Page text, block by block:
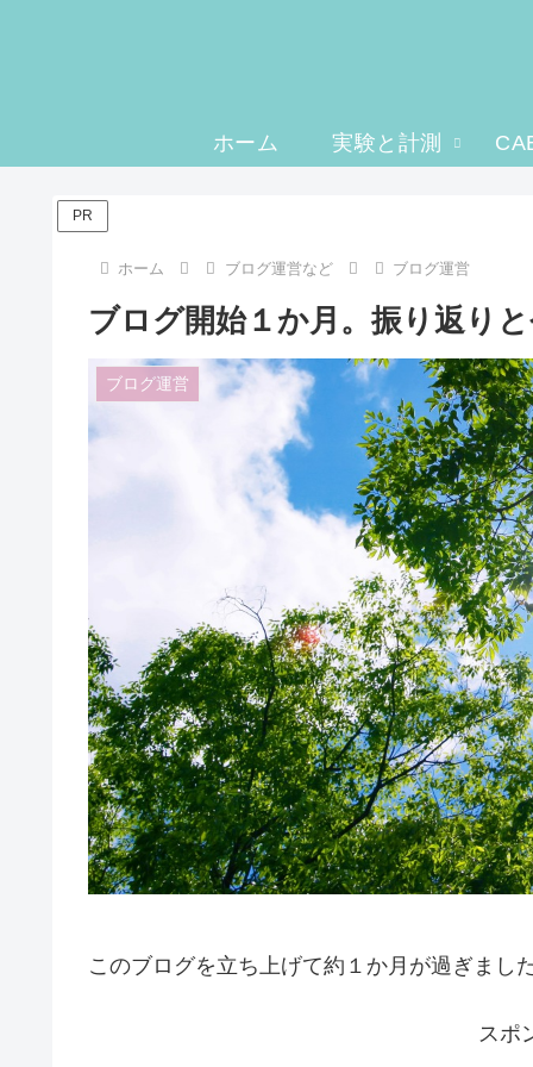
ホーム 実験と計測
PR
ホーム ブログ運営など ブログ運営
ブログ開始１か月。振り返り
ブログ運営
このブログを立ち上げて約１か月が過ぎました
スポ